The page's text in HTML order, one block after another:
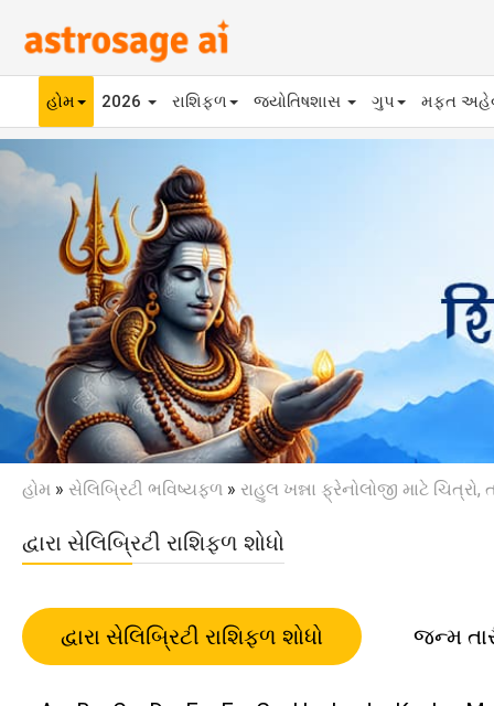
હોમ 2026 રાશિફળ જ્યોતિષશાસ ગુપ મફ્ત
Previous
હોમ » સેલિબ્રિટી ભવિષ્યફળ » રાહુલ ખન્ના ફ્રેનોલોજી માટે
દ્વારા સેલિબ્રિટી રાશિફળ શોધો
દ્વારા સેલિબ્રિટી રાશિફળ શોધો જન્મ